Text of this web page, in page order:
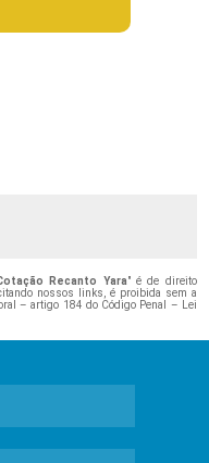
Recanto Yara" é de direito
nossos links, é proibida sem a
– artigo 184 do Código Penal –
Lei